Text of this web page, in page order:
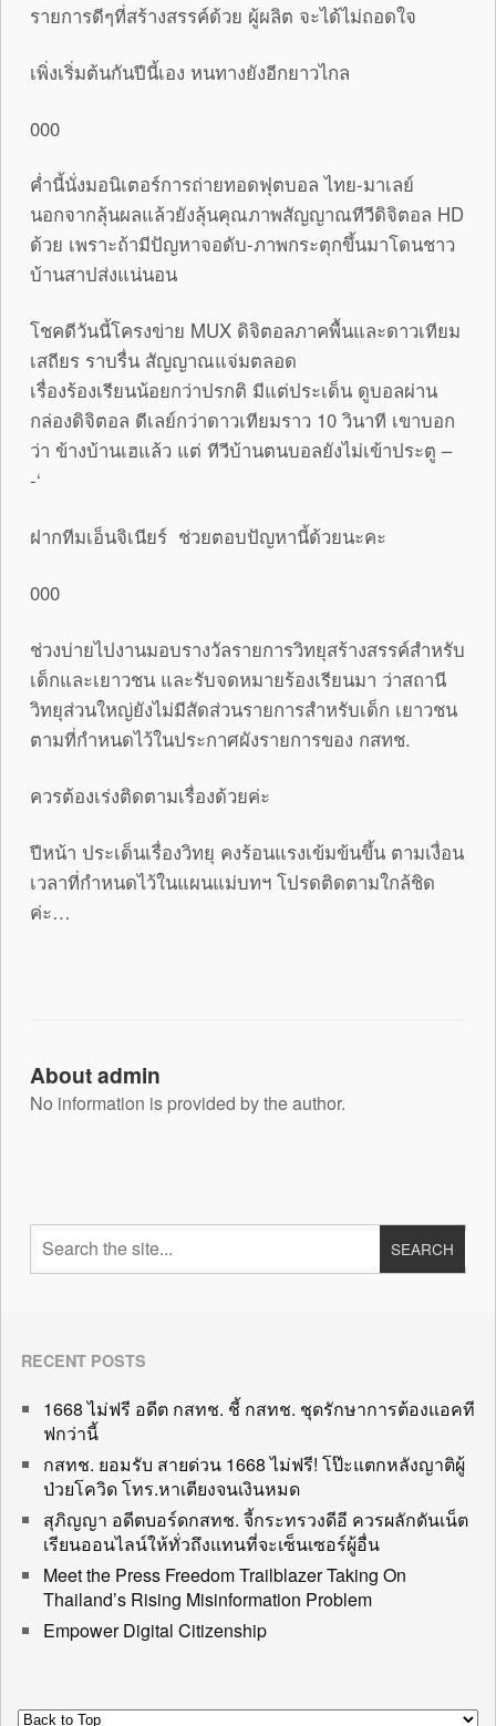
รายการดีๆที่สร้างสรรค์ด้วย ผู้ผลิต จะได้ไม่ถอดใจ
เพิ่งเริ่มต้นกันปีนี้เอง หนทางยังอีกยาวไกล
000
ค่ำนี้นั่งมอนิเตอร์การถ่ายทอดฟุตบอล ไทย-มาเลย์
นอกจากลุ้นผลแล้วยังลุ้นคุณภาพสัญญาณทีวีดิจิตอล HD
ด้วย เพราะถ้ามีปัญหาจอดับ-ภาพกระตุกขึ้นมาโดนชาว
บ้านสาปส่งแน่นอน
โชคดีวันนี้โครงข่าย MUX ดิจิตอลภาคพื้นและดาวเทียม
เสถียร ราบรื่น สัญญาณแจ่มตลอด
เรื่องร้องเรียนน้อยกว่าปรกติ มีแต่ประเด็น ดูบอลผ่าน
กล่องดิจิตอล ดีเลย์กว่าดาวเทียมราว 10 วินาที เขาบอก
ว่า ข้างบ้านเฮแล้ว แต่ ทีวีบ้านตนบอลยังไม่เข้าประตู –
-‘
ฝากทีมเอ็นจิเนียร์ ช่วยตอบปัญหานี้ด้วยนะคะ
000
ช่วงบ่ายไปงานมอบรางวัลรายการวิทยุสร้างสรรค์สำหรับ
เด็กและเยาวชน และรับจดหมายร้องเรียนมา ว่าสถานี
วิทยุส่วนใหญ่ยังไม่มีสัดส่วนรายการสำหรับเด็ก เยาวชน
ตามที่กำหนดไว้ในประกาศผังรายการของ กสทช.
ควรต้องเร่งติดตามเรื่องด้วยค่ะ
ปีหน้า ประเด็นเรื่องวิทยุ คงร้อนแรงเข้มข้นขึ้น ตามเงื่อน
เวลาที่กำหนดไว้ในแผนแม่บทฯ โปรดติดตามใกล้ชิด
ค่ะ…
About admin
No information is provided by the author.
RECENT POSTS
1668 ไม่ฟรี อดีต กสทช. ชี้ กสทช. ชุดรักษาการต้องแอคที
ฟกว่านี้
กสทช. ยอมรับ สายด่วน 1668 ไม่ฟรี! โป๊ะแตกหลังญาติผู้
ป่วยโควิด โทร.หาเตียงจนเงินหมด
สุภิญญา อดีตบอร์ดกสทช. จี้กระทรวงดีอี ควรผลักดันเน็ต
เรียนออนไลน์ให้ทั่วถึงแทนที่จะเซ็นเซอร์ผู้อื่น
Meet the Press Freedom Trailblazer Taking On
Thailand’s Rising Misinformation Problem
Empower Digital Citizenship